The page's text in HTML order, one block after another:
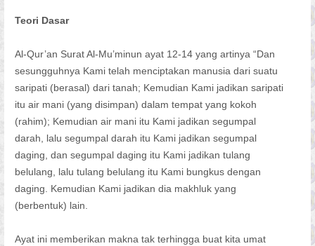
Teori Dasar
Al-Qur’an Surat Al-Mu’minun ayat 12-14 yang artinya “Dan
sesungguhnya Kami telah menciptakan manusia dari suatu
saripati (berasal) dari tanah; Kemudian Kami jadikan saripati
itu air mani (yang disimpan) dalam tempat yang kokoh
(rahim); Kemudian air mani itu Kami jadikan segumpal
darah, lalu segumpal darah itu Kami jadikan segumpal
daging, dan segumpal daging itu Kami jadikan tulang
belulang, lalu tulang belulang itu Kami bungkus dengan
daging. Kemudian Kami jadikan dia makhluk yang
(berbentuk) lain.
Ayat ini memberikan makna tak terhingga buat kita umat